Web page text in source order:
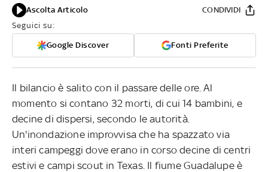
Ascolta Articolo
Seguici su:
Google Discover Fonti Preferite
CONDIVIDI
Il bilancio è salito con il passare delle ore. Al
momento si contano 32 morti, di cui 14 bambini, e
decine di dispersi, secondo le autorità.
Un'inondazione improvvisa che ha spazzato via
interi campeggi dove erano in corso decine di centri
estivi e campi scout in Texas. Il fiume Guadalupe è